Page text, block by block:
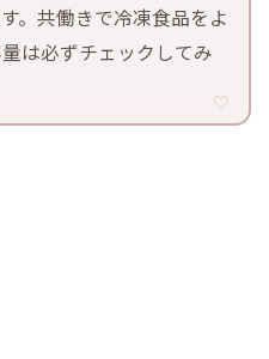
。共働きで冷凍食品をよ
は必ずチェックしてみ